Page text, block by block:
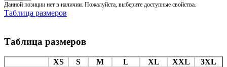
Данной позиции нет в наличии. Пожалуйста, выберите доступные свойства.
Таблица размеров
Таблица размеров
XS S M L XL XXL
3XL